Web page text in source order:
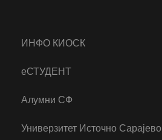
ИНФО КИОСК
еСТУДЕНТ
Алумни СФ
Универзитет Источно Сарајево